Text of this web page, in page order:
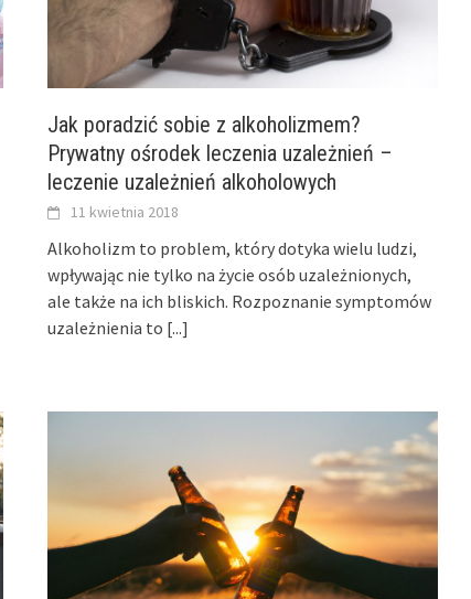
Jak poradzić sobie z alkoholizmem?
Prywatny ośrodek leczenia uzależnień –
leczenie uzależnień alkoholowych
11 kwietnia 2018
Alkoholizm to problem, który dotyka wielu ludzi,
wpływając nie tylko na życie osób uzależnionych,
ale także na ich bliskich. Rozpoznanie symptomów
uzależnienia to [...]